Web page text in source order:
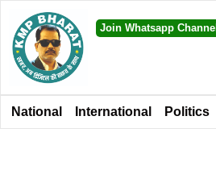
Join Whatsapp Channel
National International Politics